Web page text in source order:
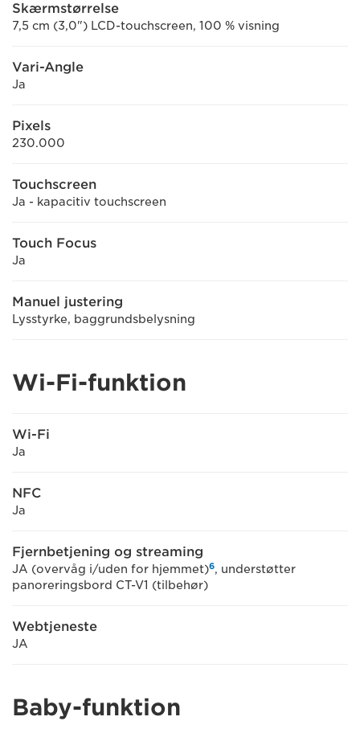
Skærmstørrelse
7,5 cm (3,0") LCD-touchscreen, 100 % visning
Vari-Angle
Ja
Pixels
230.000
Touchscreen
Ja - kapacitiv touchscreen
Touch Focus
Ja
Manuel justering
Lysstyrke, baggrundsbelysning
Wi-Fi-funktion
Wi-Fi
Ja
NFC
Ja
Fjernbetjening og streaming
JA (overvåg i/uden for hjemmet)6, understøtter
panoreringsbord CT-V1 (tilbehør)
Webtjeneste
JA
Baby-funktion